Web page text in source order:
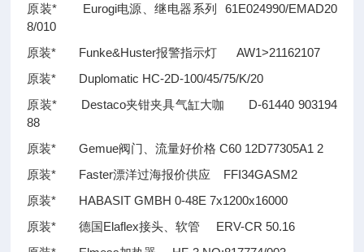
原装* Eurogi电源、继电器系列 61E024990/EMAD20
8/010
原装* Funke&Huster报警指示灯 AW1>21162107
原装* Duplomatic HC-2D-100/45/75/K/20
原装* Destaco夹钳夹具气缸大咖 D-61440 903194
88
原装* Gemue阀门、流量好价格 C60 12D77305A1 2
原装* Faster漂洋过海报价供应 FFI34GASM2
原装* HABASIT GMBH 0-48E 7x1200x16000
原装* 德国Elaflex接头、软管 ERV-CR 50.16